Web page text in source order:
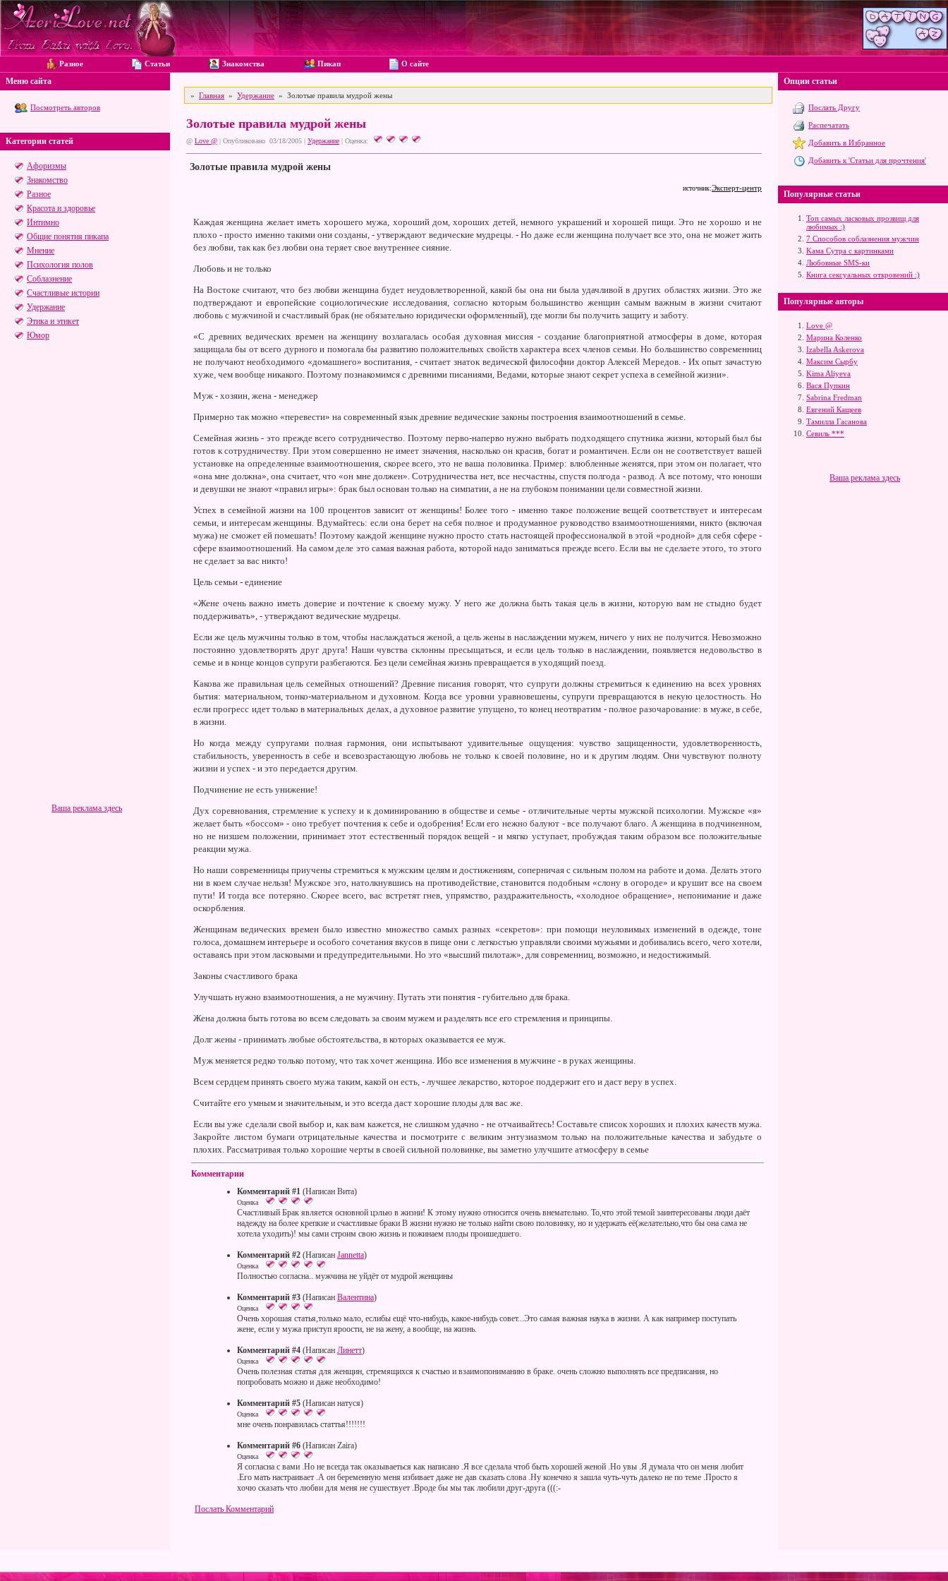
Разное Статьи Знакомства Пикап О сайте
Меню сайта
Посмотреть авторов
Категории статей
Афоризмы
Знакомство
Разное
Красота и здоровье
Интимно
Общие понятия пикапа
Мнение
Психология полов
Соблазнение
Счастливые истории
Удержание
Этика и этикет
Юмор
Ваша реклама здесь
» Главная » Удержание » Золотые правила мудрой жены
Золотые правила мудрой жены
@ Love @ | Опубликовано 03/18/2005 | Удержание | Оценка:
Золотые правила мудрой жены
источник:Эксперт-центр
Каждая женщина желает иметь хорошего мужа, хороший дом, хороших детей, немного украшений и хорошей пищи. Это не хорошо и не
плохо - просто именно такими они созданы, - утверждают ведические мудрецы. - Но даже если женщина получает все это, она не может жить
без любви, так как без любви она теряет свое внутреннее сияние.
Любовь и не только
На Востоке считают, что без любви женщина будет неудовлетворенной, какой бы она ни была удачливой в других областях жизни. Это же
подтверждают и европейские социологические исследования, согласно которым большинство женщин самым важным в жизни считают
любовь с мужчиной и счастливый брак (не обязательно юридически оформленный), где могли бы получить защиту и заботу.
«C древних ведических времен на женщину возлагалась особая духовная миссия - создание благоприятной атмосферы в доме, которая
защищала бы от всего дурного и помогала бы развитию положительных свойств характера всех членов семьи. Но большинство современниц
не получают необходимого «домашнего» воспитания, - считает знаток ведической философии доктор Алексей Мередов. - Их опыт зачастую
хуже, чем вообще никакого. Поэтому познакомимся с древними писаниями, Ведами, которые знают секрет успеха в семейной жизни».
Муж - хозяин, жена - менеджер
Примерно так можно «перевести» на современный язык древние ведические законы построения взаимоотношений в семье.
Семейная жизнь - это прежде всего сотрудничество. Поэтому перво-наперво нужно выбрать подходящего спутника жизни, который был бы
готов к сотрудничеству. При этом совершенно не имеет значения, насколько он красив, богат и романтичен. Если он не соответствует вашей
установке на определенные взаимоотношения, скорее всего, это не ваша половинка. Пример: влюбленные женятся, при этом он полагает, что
«она мне должна», она считает, что «он мне должен». Сотрудничества нет, все несчастны, спустя полгода - развод. А все потому, что юноши
и девушки не знают «правил игры»: брак был основан только на симпатии, а не на глубоком понимании цели совместной жизни.
Успех в семейной жизни на 100 процентов зависит от женщины! Более того - именно такое положение вещей соответствует и интересам
семьи, и интересам женщины. Вдумайтесь: если она берет на себя полное и продуманное руководство взаимоотношениями, никто (включая
мужа) не сможет ей помешать! Поэтому каждой женщине нужно просто стать настоящей профессионалкой в этой «родной» для себя сфере -
сфере взаимоотношений. На самом деле это самая важная работа, которой надо заниматься прежде всего. Если вы не сделаете этого, то этого
не сделает за вас никто!
Цель семьи - единение
«Жене очень важно иметь доверие и почтение к своему мужу. У него же должна быть такая цель в жизни, которую вам не стыдно будет
поддерживать», - утверждают ведические мудрецы.
Если же цель мужчины только в том, чтобы наслаждаться женой, а цель жены в наслаждении мужем, ничего у них не получится. Невозможно
постоянно удовлетворять друг друга! Наши чувства склонны пресыщаться, и если цель только в наслаждении, появляется недовольство в
семье и в конце концов супруги разбегаются. Без цели семейная жизнь превращается в уходящий поезд.
Какова же правильная цель семейных отношений? Древние писания говорят, что супруги должны стремиться к единению на всех уровнях
бытия: материальном, тонко-материальном и духовном. Когда все уровни уравновешены, супруги превращаются в некую целостность. Но
если прогресс идет только в материальных делах, а духовное развитие упущено, то конец неотвратим - полное разочарование: в муже, в себе,
в жизни.
Но когда между супругами полная гармония, они испытывают удивительные ощущения: чувство защищенности, удовлетворенность,
стабильность, уверенность в себе и всевозрастающую любовь не только к своей половине, но и к другим людям. Они чувствуют полноту
жизни и успех - и это передается другим.
Подчинение не есть унижение!
Дух соревнования, стремление к успеху и к доминированию в обществе и семье - отличительные черты мужской психологии. Мужское «я»
желает быть «боссом» - оно требует почтения к себе и одобрения! Если его нежно балуют - все получают благо. А женщина в подчиненном,
но не низшем положении, принимает этот естественный порядок вещей - и мягко уступает, пробуждая таким образом все положительные
реакции мужа.
Но наши современницы приучены стремиться к мужским целям и достижениям, соперничая с сильным полом на работе и дома. Делать этого
ни в коем случае нельзя! Мужское эго, натолкнувшись на противодействие, становится подобным «слону в огороде» и крушит все на своем
пути! И тогда все потеряно. Скорее всего, вас встретят гнев, упрямство, раздражительность, «холодное обращение», непонимание и даже
оскорбления.
Женщинам ведических времен было известно множество самых разных «секретов»: при помощи неуловимых изменений в одежде, тоне
голоса, домашнем интерьере и особого сочетания вкусов в пище они с легкостью управляли своими мужьями и добивались всего, чего хотели,
оставаясь при этом ласковыми и предупредительными. Но это «высший пилотаж», для современниц, возможно, и недостижимый.
Законы счастливого брака
Улучшать нужно взаимоотношения, а не мужчину. Путать эти понятия - губительно для брака.
Жена должна быть готова во всем следовать за своим мужем и разделять все его стремления и принципы.
Долг жены - принимать любые обстоятельства, в которых оказывается ее муж.
Муж меняется редко только потому, что так хочет женщина. Ибо все изменения в мужчине - в руках женщины.
Всем сердцем принять своего мужа таким, какой он есть, - лучшее лекарство, которое поддержит его и даст веру в успех.
Считайте его умным и значительным, и это всегда даст хорошие плоды для вас же.
Если вы уже сделали свой выбор и, как вам кажется, не слишком удачно - не отчаивайтесь! Составьте список хороших и плохих качеств мужа.
Закройте листом бумаги отрицательные качества и посмотрите с великим энтузиазмом только на положительные качества и забудьте о
плохих. Рассматривая только хорошие черты в своей сильной половинке, вы заметно улучшите атмосферу в семье
Комментарии
Комментарий #1 (Написан Вита)
Оценка
Счастливый Брак является основной цэлью в жизни! К этому нужно относится очень внемательно. То,что этой темой заинтересованы люди даёт
надежду на более крепкие и счастливые браки В жизни нужно не только найти свою половинку, но и удержать её(желательно,что бы она сама не
хотела уходить)! мы сами строим свою жизнь и пожинаем плоды проишедшего.
Комментарий #2 (Написан Jannetta)
Оценка
Полностью согласна.. мужчина не уйдёт от мудрой женщины
Комментарий #3 (Написан Валентина)
Оценка
Очень хорошая статья,только мало, еслибы ещё что-нибудь, какое-нибудь совет...Это самая важная наука в жизни. А как например поступать
жене, если у мужа приступ яроости, не на жену, а вообще, на жизнь.
Комментарий #4 (Написан Линетт)
Оценка
Очень полезная статья для женщин, стремящихся к счастью и взаимопониманию в браке. очень сложно выполнять все предписания, но
попробовать можно и даже необходимо!
Комментарий #5 (Написан натуся)
Оценка
мне очень понравилась статтья!!!!!!!
Комментарий #6 (Написан Zaira)
Оценка
Я согласна с вами .Но не всегда так оказываеться как написано .Я все сделала чтоб быть хорошей женой .Но увы .Я думала что он меня любит
.Его мать настраивает .А он беременную меня избивает даже не дав сказать слова .Ну конечно я зашла чуть-чуть далеко не по теме .Просто я
хочю сказать что любви для меня не сушествует .Вроде бы мы так любили друг-друга (((:-
Послать Комментарий
Опции статьи
Послать Другу
Распечатать
Добавить в Избранное
Добавить к 'Статьи для прочтения'
Популярные статьи
Топ самых ласковых прозвищ для
любимых :)
7 Способов соблазнения мужчин
Kама Сутра с картинками
Любовные SMS-ки
Книга сексуальных откровений :)
Популярные авторы
Love @
Марина Коленко
Izabella Askerova
Максим Сырбу
Kima Aliyeva
Вася Пупкин
Sabrina Fredman
Евгений Кащеев
Тамилла Гасанова
Севиль ***
Ваша реклама здесь